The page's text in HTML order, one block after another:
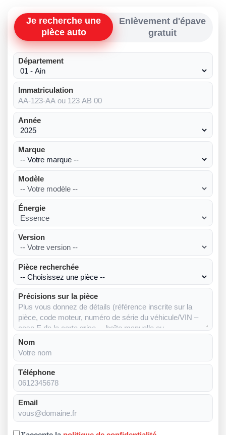
Je recherche une
pièce auto
Enlèvement d'épave
gratuit
Département
Immatriculation
Année
Marque
Modèle
Énergie
Version
Pièce recherchée
Précisions sur la pièce
Nom
Téléphone
Email